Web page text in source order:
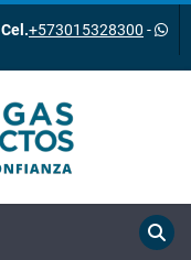
Cel.+573015328300 -